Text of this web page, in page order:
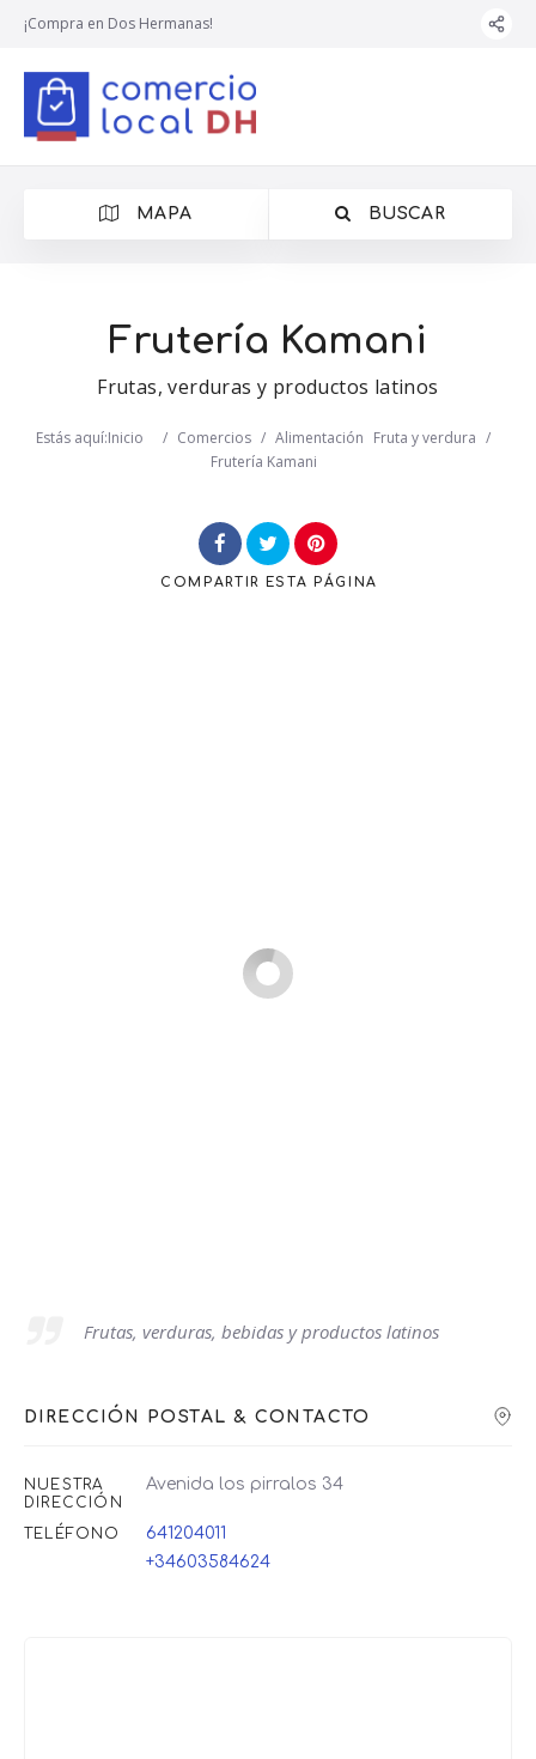
¡Compra en Dos Hermanas!
MAPA BUSCAR
Frutería Kamani
Frutas, verduras y productos latinos
Estás aquí:Inicio / Comercios / Alimentación Fruta y verdura /
Frutería Kamani
COMPARTIR ESTA PÁGINA
Frutas, verduras, bebidas y productos latinos
DIRECCIÓN POSTAL & CONTACTO
NUESTRA
DIRECCIÓN
Avenida los pirralos 34
TELÉFONO
641204011
+34603584624